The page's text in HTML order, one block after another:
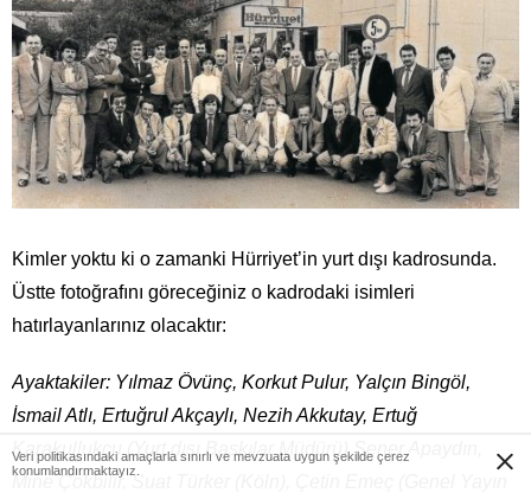
Kimler yoktu ki o zamanki Hürriyet’in yurt dışı kadrosunda.
Üstte fotoğrafını göreceğiniz o kadrodaki isimleri
hatırlayanlarınız olacaktır:
Ayaktakiler: Yılmaz Övünç, Korkut Pulur, Yalçın Bingöl,
İsmail Atlı, Ertuğrul Akçaylı, Nezih Akkutay, Ertuğ
Karakullukçu (Yurt dışı Baskılar Müdürü) Şener Apaydın,
Mine Çokbilir, Suat Türker (Köln), Çetin Emeç (Genel Yayın
Veri politikasındaki amaçlarla sınırlı ve mevzuata uygun şekilde çerez
konumlandırmaktayız.